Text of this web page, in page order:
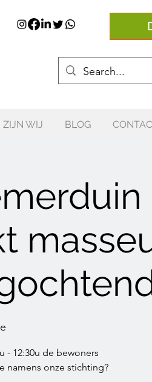
ZIJN WIJ BLOG
- 12:30u de bewoners
namens onze stichting?